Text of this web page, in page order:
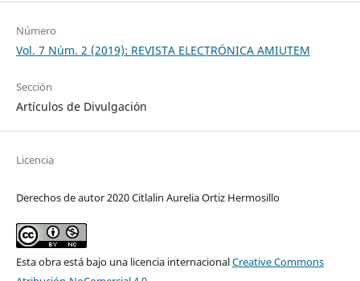
Número
Vol. 7 Núm. 2 (2019): REVISTA ELECTRÓNICA AMIUTEM
Sección
Artículos de Divulgación
Licencia
Derechos de autor 2020 Citlalin Aurelia Ortiz Hermosillo
Esta obra está bajo una licencia internacionalCreative Commons